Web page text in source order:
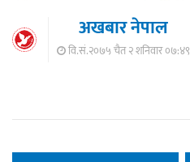
अखबार नेपाल
वि.सं.२०७५ चैत २ शनिवार ०७:४९